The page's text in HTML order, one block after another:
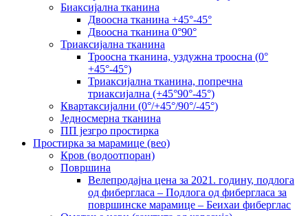
Биаксијална тканина
Двоосна тканина +45°-45°
Двоосна тканина 0°90°
Триаксијална тканина
Троосна тканина, уздужна троосна (0°
+45°-45°)
Триаксијална тканина, попречна
триаксијална (+45°90°-45°)
Квартаксијални (0°/+45°/90°/-45°)
Једносмерна тканина
ПП језгро простирка
Простирка за марамице (вео)
Кров (водоотпоран)
Површина
Велепродајна цена за 2021. годину, подлога
од фибергласа – Подлога од фибергласа за
површинске марамице – Беихаи фиберглас